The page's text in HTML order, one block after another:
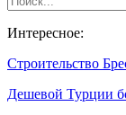
Интересное:
Строительство
Дешевой Турции